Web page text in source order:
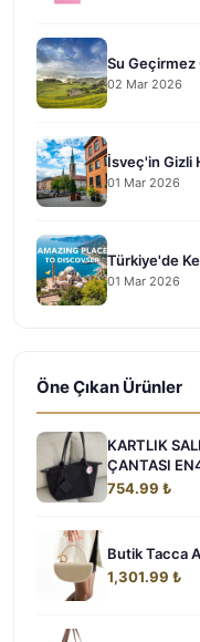
Su Geçirmez
02 Mar 2026
İsveç'in Gizli
01 Mar 2026
Türkiye'de
01 Mar 2026
Öne Çıkan Ürünler
KARTLIK
ÇANTASI
754.99 ₺
Butik Tacca
1,301.99 ₺